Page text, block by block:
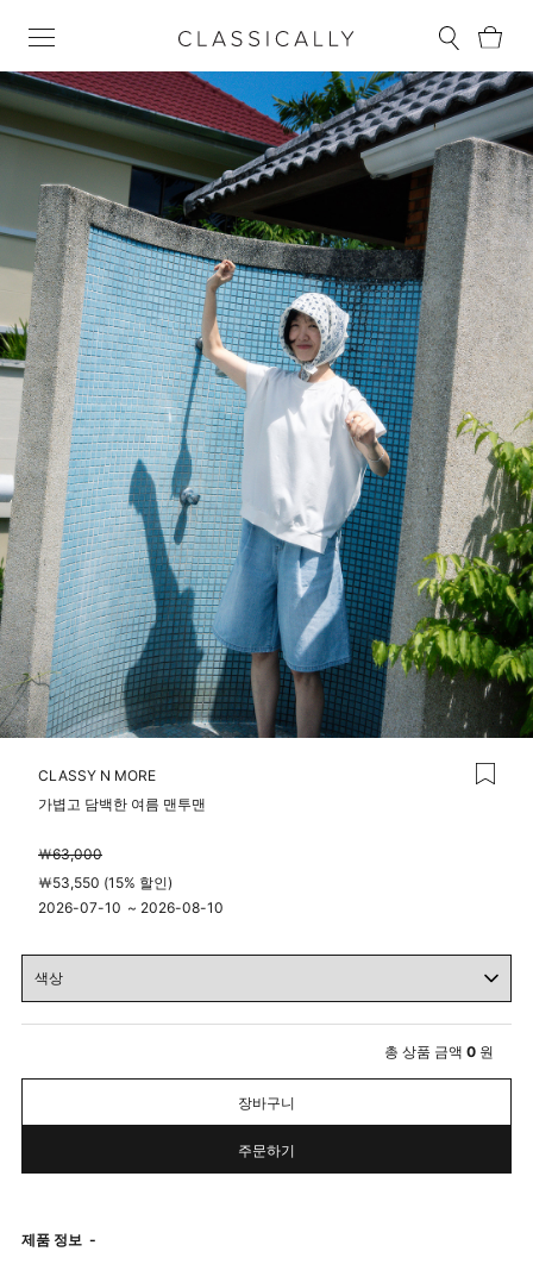
CLASSY N MORE
가볍고 담백한 여름 맨투맨
￦63,000
￦53,550 (15% 할인)
2026-07-10 ~ 2026-08-10
총 상품 금액 0 원
장바구니
주문하기
제품 정보 -